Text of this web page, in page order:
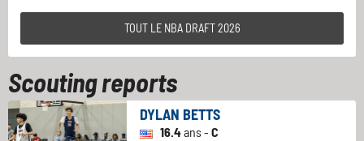
TOUT LE NBA DRAFT 2026
Scouting reports
DYLAN BETTS
16.4ans - C